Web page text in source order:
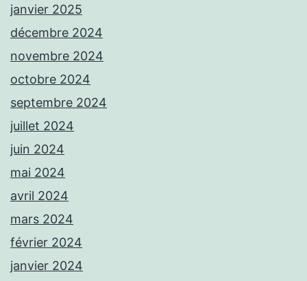
janvier 2025
décembre 2024
novembre 2024
octobre 2024
septembre 2024
juillet 2024
juin 2024
mai 2024
avril 2024
mars 2024
février 2024
janvier 2024